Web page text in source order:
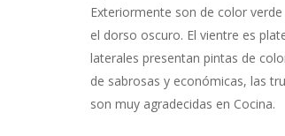
Exteriormente son de color
el dorso oscuro. El vientre es
laterales presentan pintas de
de sabrosas y económicas, las
son muy agradecidas en Cocina.